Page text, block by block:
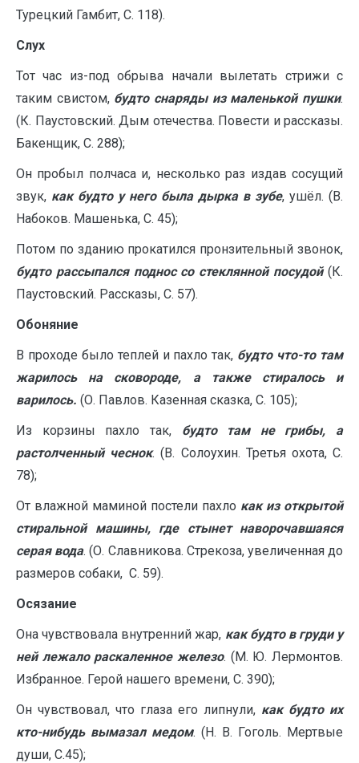
Турецкий Гамбит, С. 118).
Слух
Тот час из-под обрыва начали вылетать стрижи с
таким свистом, будто снаряды из маленькой пушки.
(К. Паустовский. Дым отечества. Повести и рассказы.
Бакенщик, С. 288);
Он пробыл полчаса и, несколько раз издав сосущий
звук, как будто у него была дырка в зубе, ушёл. (В.
Набоков. Машенька, С. 45);
Потом по зданию прокатился пронзительный звонок,
будто рассыпался поднос со стеклянной посудой (К.
Паустовский. Рассказы, С. 57).
Обоняние
В проходе было теплей и пахло так, будто что-то там
жарилось на сковороде, а также стиралось и
варилось. (О. Павлов. Казенная сказка, С. 105);
Из корзины пахло так, будто там не грибы, а
растолченный чеснок. (В. Солоухин. Третья охота, С.
78);
От влажной маминой постели пахло как из открытой
стиральной машины, где стынет наворочавшаяся
серая вода. (О. Славникова. Стрекоза, увеличенная до
размеров собаки, С. 59).
Осязание
Она чувствовала внутренний жар, как будто в груди у
ней лежало раскаленное железо. (М. Ю. Лермонтов.
Избранное. Герой нашего времени, С. 390);
Он чувствовал, что глаза его липнули, как будто их
кто-нибудь вымазал медом. (Н. В. Гоголь. Мертвые
души, С.45);